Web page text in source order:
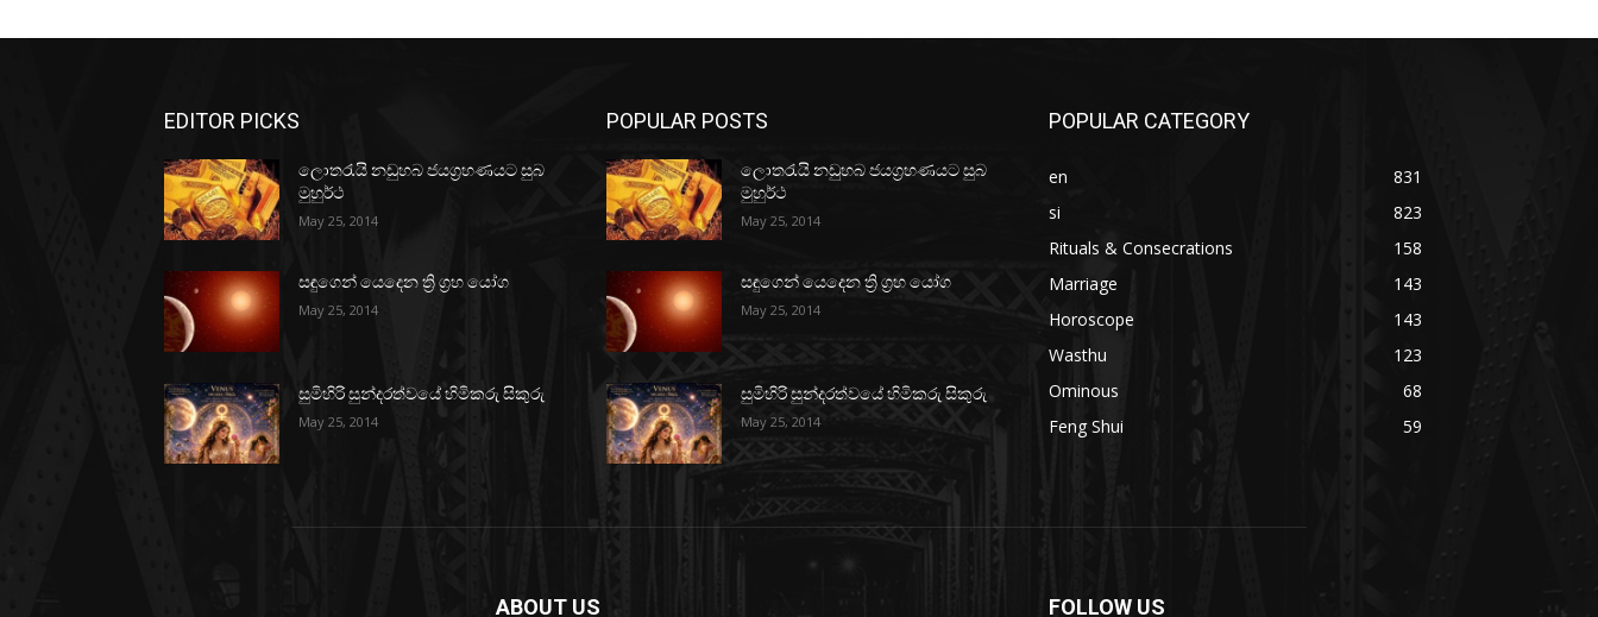
EDITOR PICKS
ලොතරැයි නඩුහබ ජයග්‍රහණයට සුබ
මුහුර්ථ
May 25, 2014
සඳුගෙන් යෙදෙන ත්‍රි ග්‍රහ යෝග
May 25, 2014
සුමිහිරි සුන්දරත්වයේ හිමිකරු සිකුරු
May 25, 2014
POPULAR POSTS
ලොතරැයි නඩුහබ ජයග්‍රහණයට සුබ
මුහුර්ථ
May 25, 2014
සඳුගෙන් යෙදෙන ත්‍රි ග්‍රහ යෝග
May 25, 2014
සුමිහිරි සුන්දරත්වයේ හිමිකරු සිකුරු
May 25, 2014
POPULAR CATEGORY
en
831
si
823
Rituals & Consecrations
158
Marriage
143
Horoscope
143
Wasthu
123
Ominous
68
Feng Shui
59
ABOUT US FOLLOW US